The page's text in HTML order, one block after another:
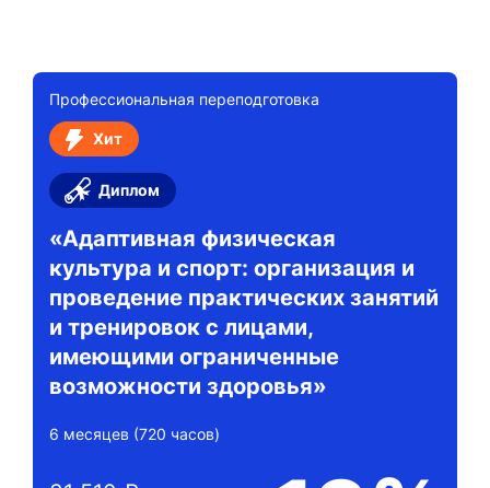
Профессиональная переподготовка
Хит
Диплом
«Адаптивная физическая
культура и спорт: организация и
проведение практических занятий
и тренировок с лицами,
имеющими ограниченные
возможности здоровья»
6 месяцев (720 часов)